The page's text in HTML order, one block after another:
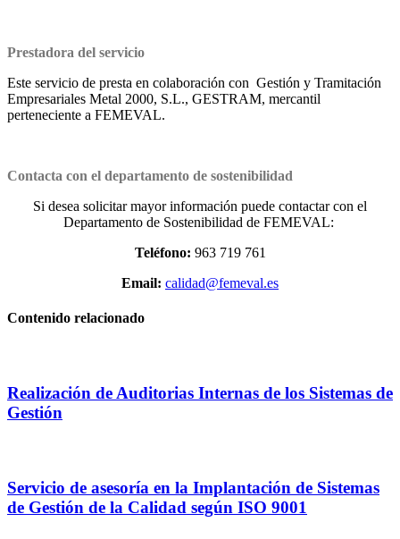
Prestadora del servicio
Este servicio de presta en colaboración con Gestión y Tramitación
Empresariales Metal 2000, S.L., GESTRAM, mercantil
perteneciente a FEMEVAL.
Contacta con el departamento de sostenibilidad
Si desea solicitar mayor información puede contactar con el
Departamento de Sostenibilidad de FEMEVAL:
Teléfono: 963 719 761
Email: calidad@femeval.es
Contenido relacionado
Realización de Auditorias Internas de los Sistemas de
Gestión
Servicio de asesoría en la Implantación de Sistemas
de Gestión de la Calidad según ISO 9001